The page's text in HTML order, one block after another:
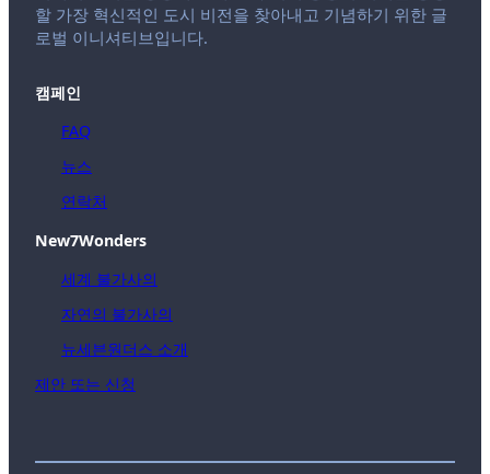
할 가장 혁신적인 도시 비전을 찾아내고 기념하기 위한 글
로벌 이니셔티브입니다.
캠페인
FAQ
뉴스
연락처
New7Wonders
세계 불가사의
자연의 불가사의
뉴세븐원더스 소개
제안 또는 신청